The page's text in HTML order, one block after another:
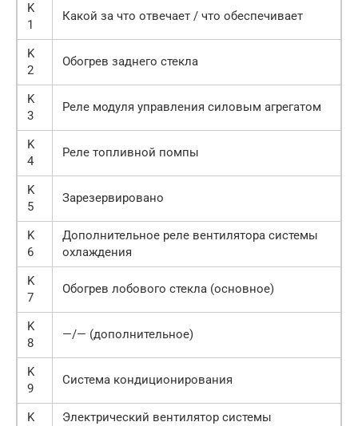
K
1
Какой за что отвечает / что обеспечивает
K
2
Обогрев заднего стекла
K
3
Реле модуля управления силовым агрегатом
K
4
Реле топливной помпы
K
5
Зарезервировано
K
6
Дополнительное реле вентилятора системы
охлаждения
K
7
Обогрев лобового стекла (основное)
K
8
—/— (дополнительное)
K
9
Система кондиционирования
K
Электрический вентилятор системы